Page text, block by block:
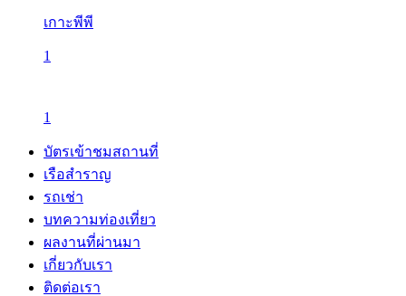
เกาะพีพี
1
1
บัตรเข้าชมสถานที่
เรือสำราญ
รถเช่า
บทความท่องเที่ยว
ผลงานที่ผ่านมา
เกี่ยวกับเรา
ติดต่อเรา